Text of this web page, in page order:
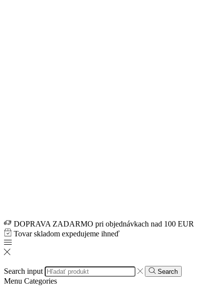
DOPRAVA ZADARMO pri objednávkach nad 100 EUR
Tovar skladom expedujeme ihneď
Search input Search
Menu Categories